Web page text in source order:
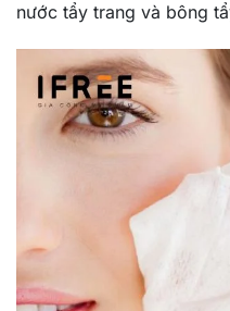
nước tẩy trang và bông